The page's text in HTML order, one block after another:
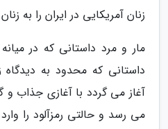
زنان آمریکایی در ایران را به
مار و مرد داستانی که در
داستانی که محدود به
آغاز می گردد با آغازی جذاب و
می رسد و حالتی رمزآلود را